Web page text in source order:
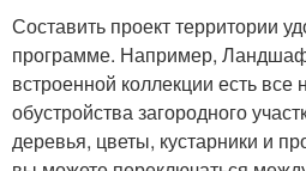
Составить проект территории
программе. Например,
встроенной коллекции есть все
обустройства загородного
деревья, цветы, кустарники и